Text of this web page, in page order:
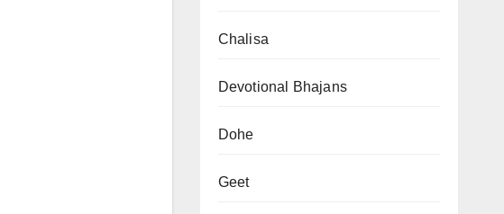
Chalisa
Devotional Bhajans
Dohe
Geet